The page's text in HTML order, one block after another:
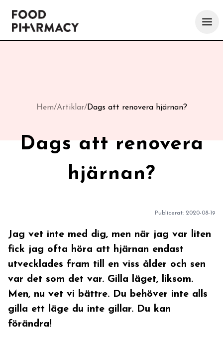
Hem/Artiklar/Dags att renovera hjärnan?
Dags att renovera
hjärnan?
Publicerat: 2020-08-19
Jag vet inte med dig, men när jag var liten
fick jag ofta höra att hjärnan endast
utvecklades fram till en viss ålder och sen
var det som det var. Gilla läget, liksom.
Men, nu vet vi bättre. Du behöver inte alls
gilla ett läge du inte gillar. Du kan
förändra!